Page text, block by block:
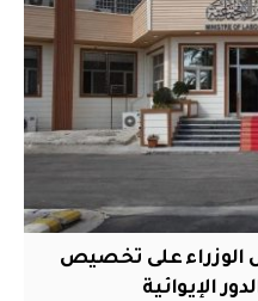
الوزراء على تخصيص
الإيوائية